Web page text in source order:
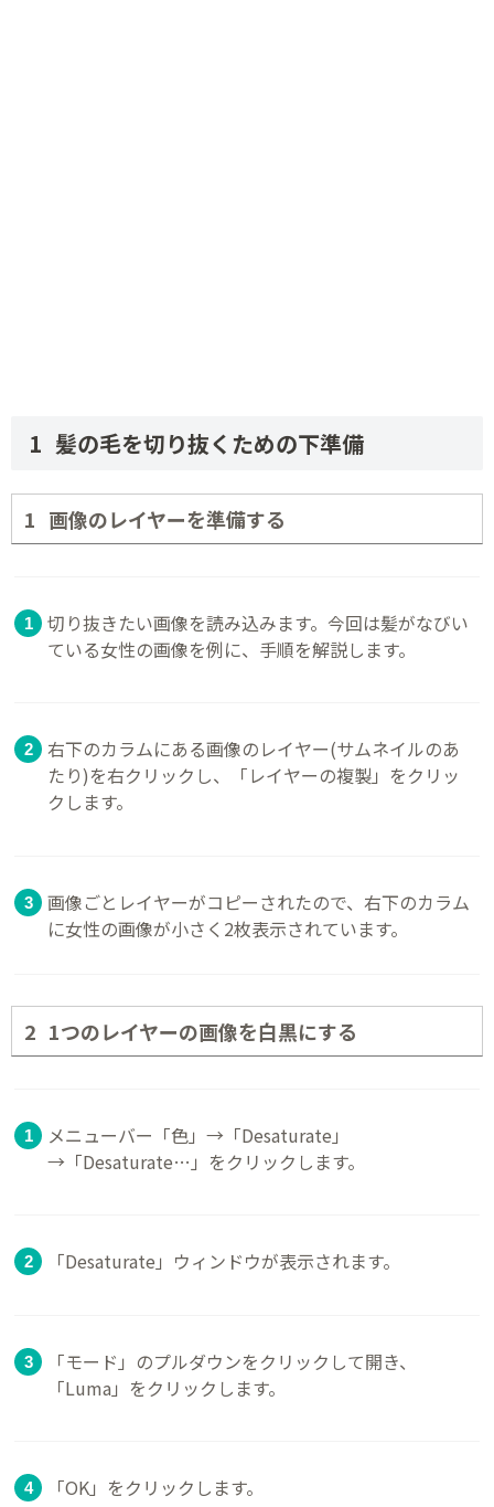
髪の毛を切り抜くための下準備
画像のレイヤーを準備する
切り抜きたい画像を読み込みます。今回は髪がなびい
ている女性の画像を例に、手順を解説します。
右下のカラムにある画像のレイヤー(サムネイルのあ
たり)を右クリックし、「レイヤーの複製」をクリッ
クします。
画像ごとレイヤーがコピーされたので、右下のカラム
に女性の画像が小さく2枚表示されています。
1つのレイヤーの画像を白黒にする
メニューバー「色」→「Desaturate」
→「Desaturate…」をクリックします。
「Desaturate」ウィンドウが表示されます。
「モード」のプルダウンをクリックして開き、
「Luma」をクリックします。
「OK」をクリックします。